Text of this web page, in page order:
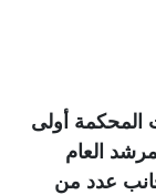
المحكمة أولى
العام
عدد من